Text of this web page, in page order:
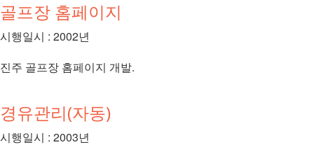
골프장 홈페이지
시행일시 : 2002년
진주 골프장 홈페이지 개발.
경유관리(자동)
시행일시 : 2003년